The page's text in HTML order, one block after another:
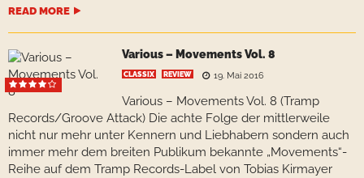
READ MORE
Various – Movements Vol. 8
CLASSIX REVIEW 19. Mai 2016
Various – Movements Vol. 8 (Tramp
Records/Groove Attack) Die achte Folge der mittlerweile
nicht nur mehr unter Kennern und Liebhabern sondern auch
immer mehr dem breiten Publikum bekannte „Movements“-
Reihe auf dem Tramp Records-Label von Tobias Kirmayer